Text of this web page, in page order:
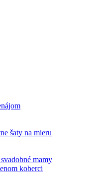
šaty na mieru
mamy
koberci